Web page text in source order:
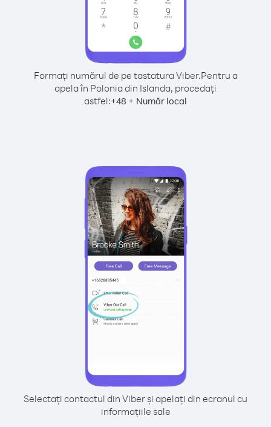
Formați numărul de pe tastatura Viber.Pentru a
apela în Polonia din Islanda, procedați
astfel:+48 + Număr local
Selectați contactul din Viber și apelați din ecranul cu
informațiile sale